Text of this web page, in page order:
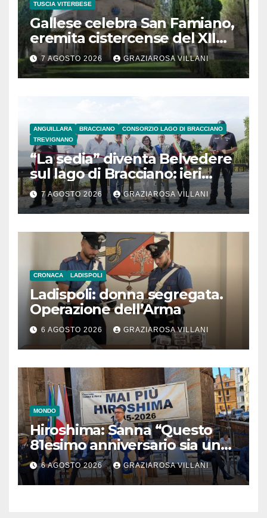
TUSCIA VITERBESE
Gallese celebra San Famiano,
eremita cistercense del XII
secolo
7 AGOSTO 2026 GRAZIAROSA VILLANI
ANGUILLARA BRACCIANO
CONSORZIO LAGO DI BRACCIANO
TREVIGNANO
“La sedia” diventa Belvedere
sul lago di Bracciano: ieri
l’inaugurazione
7 AGOSTO 2026 GRAZIAROSA VILLANI
CRONACA LADISPOLI
Ladispoli: donna segregata.
Operazione dell’Arma
6 AGOSTO 2026 GRAZIAROSA VILLANI
MONDO
Hiroshima: Sanna “Questo
81esimo anniversario sia un
monito per tutti”
6 AGOSTO 2026 GRAZIAROSA VILLANI